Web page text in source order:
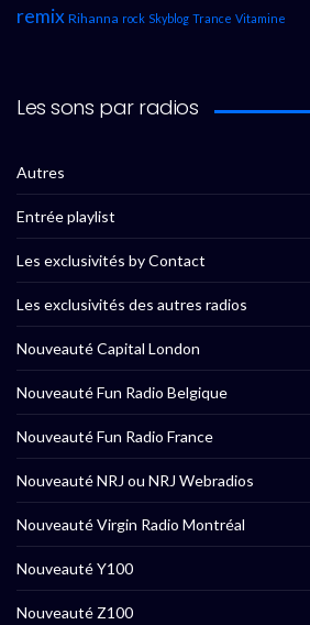
remix Rihanna rock Skyblog Trance Vitamine
Les sons par radios
Autres
Entrée playlist
Les exclusivités by Contact
Les exclusivités des autres radios
Nouveauté Capital London
Nouveauté Fun Radio Belgique
Nouveauté Fun Radio France
Nouveauté NRJ ou NRJ Webradios
Nouveauté Virgin Radio Montréal
Nouveauté Y100
Nouveauté Z100